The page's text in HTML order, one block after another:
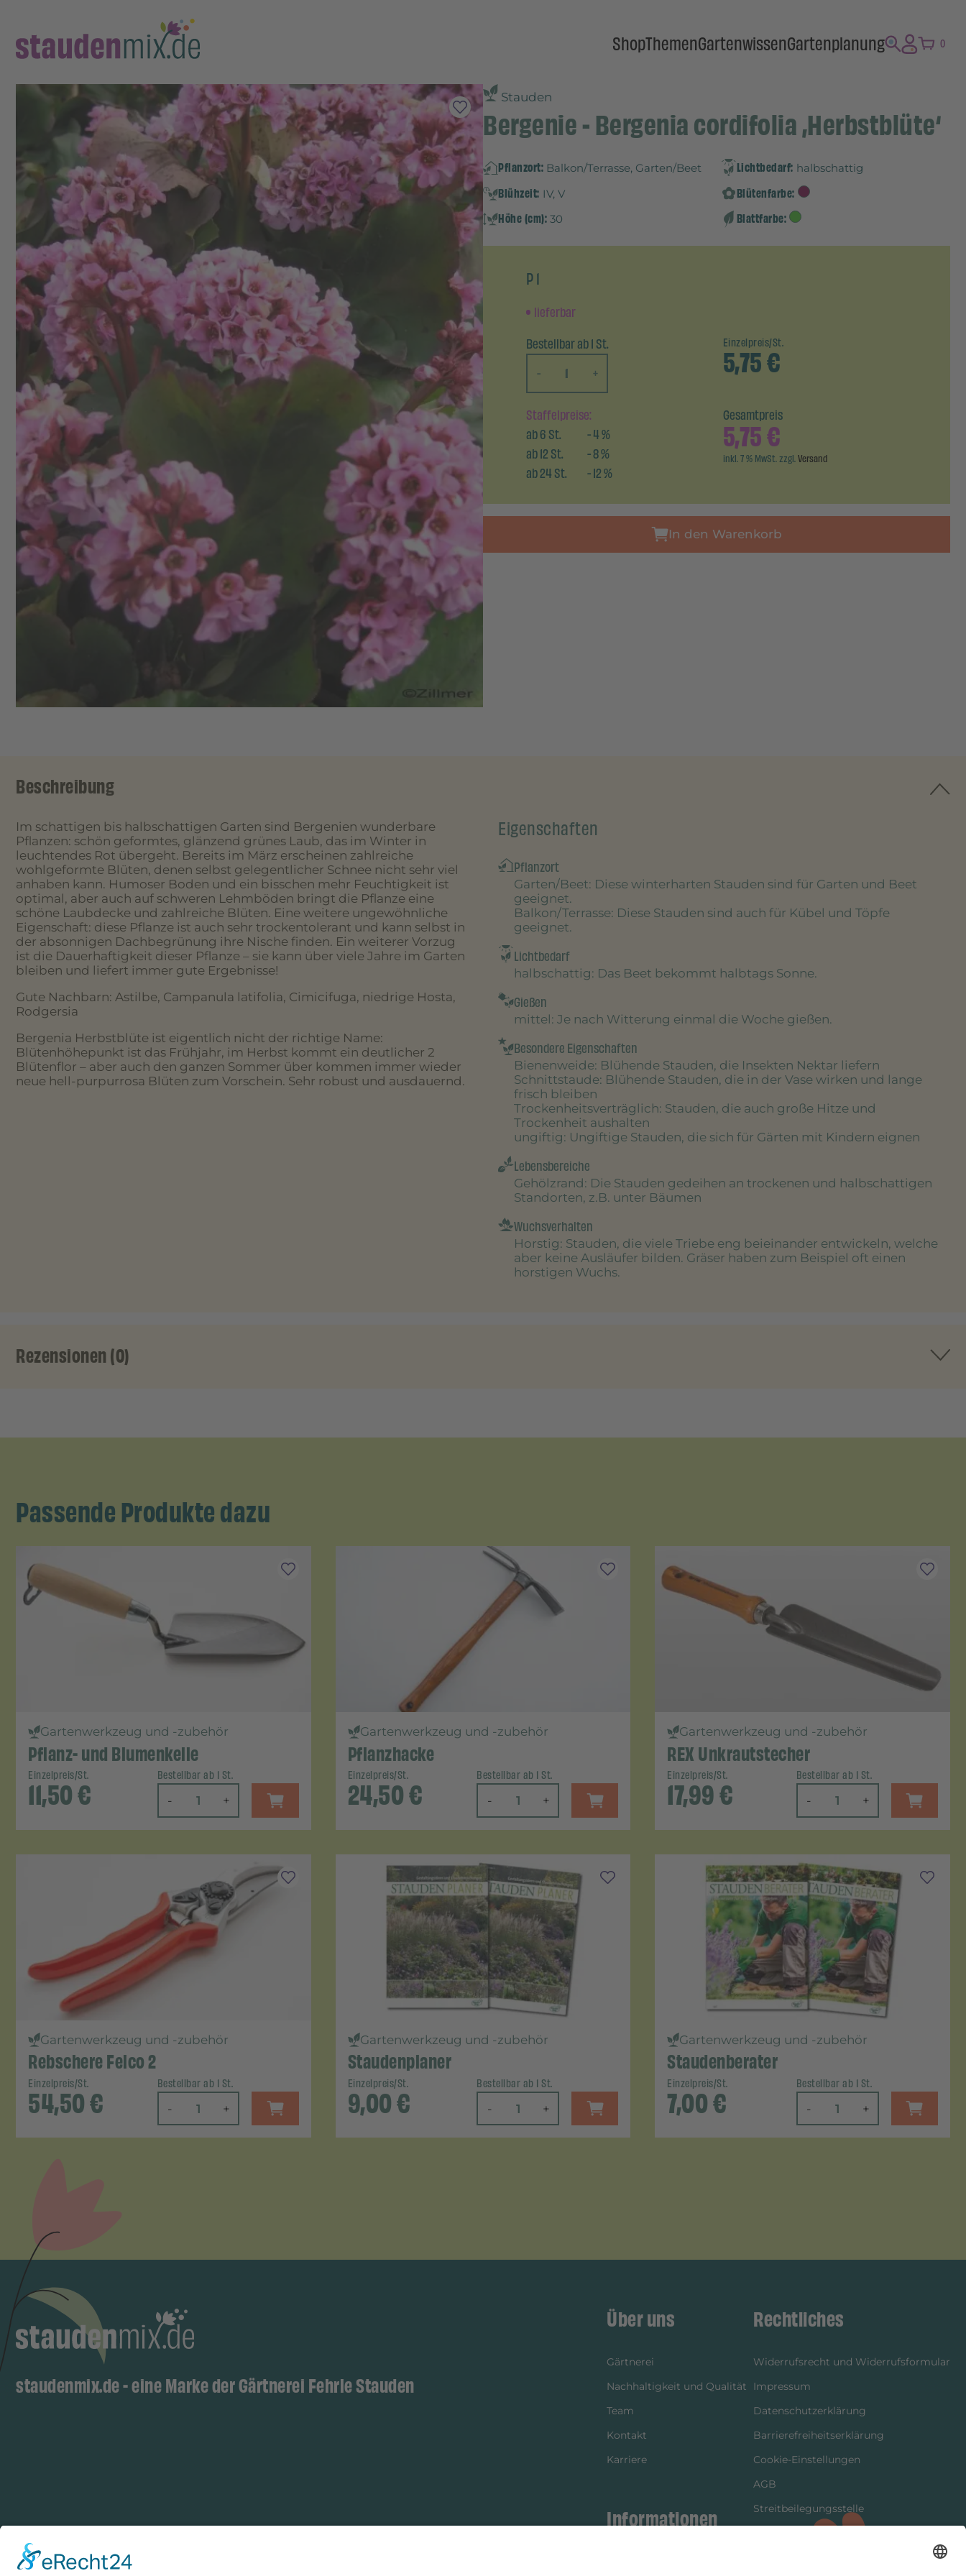
ShopThemenGartenwissenGartenplanung 0
Stauden
Bergenie - Bergenia cordifolia ‚Herbstblüte‘
Pflanzort: Balkon/Terrasse, Garten/Beet Lichtbedarf: halbschattig
Blühzeit: IV, V
Blütenfarbe:
Höhe (cm): 30 Blattfarbe:
P 1
lieferbar
Bestellbar ab 1 St.
-
+
Einzelpreis/St.
5,75€
Staffelpreise:
ab6St. -4%
ab12St. -8%
ab24St. -12%
Gesamtpreis
5,75€
inkl. 7 % MwSt. zzgl.Versand
In den Warenkorb
Beschreibung
Im schattigen bis halbschattigen Garten sind Bergenien wunderbare
Pflanzen: schön geformtes, glänzend grünes Laub, das im Winter in
leuchtendes Rot übergeht. Bereits im März erscheinen zahlreiche
wohlgeformte Blüten, denen selbst gelegentlicher Schnee nicht sehr viel
anhaben kann. Humoser Boden und ein bisschen mehr Feuchtigkeit ist
optimal, aber auch auf schweren Lehmböden bringt die Pflanze eine
schöne Laubdecke und zahlreiche Blüten. Eine weitere ungewöhnliche
Eigenschaft: diese Pflanze ist auch sehr trockentolerant und kann selbst in
der absonnigen Dachbegrünung ihre Nische finden. Ein weiterer Vorzug
ist die Dauerhaftigkeit dieser Pflanze – sie kann über viele Jahre im Garten
bleiben und liefert immer gute Ergebnisse!
Gute Nachbarn: Astilbe, Campanula latifolia, Cimicifuga, niedrige Hosta,
Rodgersia
Bergenia Herbstblüte ist eigentlich nicht der richtige Name:
Blütenhöhepunkt ist das Frühjahr, im Herbst kommt ein deutlicher 2
Blütenflor – aber auch den ganzen Sommer über kommen immer wieder
neue hell-purpurrosa Blüten zum Vorschein. Sehr robust und ausdauernd.
Eigenschaften
Pflanzort
Garten/Beet: Diese winterharten Stauden sind für Garten und Beet
geeignet.
Balkon/Terrasse: Diese Stauden sind auch für Kübel und Töpfe
geeignet.
Lichtbedarf
halbschattig: Das Beet bekommt halbtags Sonne.
Gießen
mittel: Je nach Witterung einmal die Woche gießen.
Besondere Eigenschaften
Bienenweide: Blühende Stauden, die Insekten Nektar liefern
Schnittstaude: Blühende Stauden, die in der Vase wirken und lange
frisch bleiben
Trockenheitsverträglich: Stauden, die auch große Hitze und
Trockenheit aushalten
ungiftig: Ungiftige Stauden, die sich für Gärten mit Kindern eignen
Lebensbereiche
Gehölzrand: Die Stauden gedeihen an trockenen und halbschattigen
Standorten, z.B. unter Bäumen
Wuchsverhalten
Horstig: Stauden, die viele Triebe eng beieinander entwickeln, welche
aber keine Ausläufer bilden. Gräser haben zum Beispiel oft einen
horstigen Wuchs.
Rezensionen (0)
Passende Produkte dazu
Gartenwerkzeug und -zubehör
Pflanz- und Blumenkelle
Einzelpreis/St.
11,50€
Bestellbar ab 1 St.
- +
Gartenwerkzeug und -zubehör
Pflanzhacke
Einzelpreis/St.
24,50€
Bestellbar ab 1 St.
- +
Gartenwerkzeug und -zubehör
REX Unkrautstecher
Einzelpreis/St.
17,99€
Bestellbar ab 1 St.
- +
Gartenwerkzeug und -zubehör
Rebschere Felco 2
Einzelpreis/St.
54,50€
Bestellbar ab 1 St.
- +
Gartenwerkzeug und -zubehör
Staudenplaner
Einzelpreis/St.
9,00€
Bestellbar ab 1 St.
- +
Gartenwerkzeug und -zubehör
Staudenberater
Einzelpreis/St.
7,00€
Bestellbar ab 1 St.
- +
staudenmix.de - eine Marke der Gärtnerei Fehrle Stauden
Zahlungsarten
Über uns
Gärtnerei
Nachhaltigkeit und Qualität
Team
Kontakt
Karriere
Informationen
Rechtliches
Widerrufsrecht und Widerrufsformular
Impressum
Datenschutzerklärung
Barrierefreiheitserklärung
Cookie-Einstellungen
AGB
Streitbeilegungsstelle